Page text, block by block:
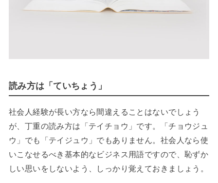
読み方は「ていちょう」
社会人経験が長い方なら間違えることはないでしょう
が、丁重の読み方は「テイチョウ」です。「チョウジュ
ウ」でも「テイジュウ」でもありません。社会人なら使
いこなせるべき基本的なビジネス用語ですので、恥ずか
しい思いをしないよう、しっかり覚えておきましょう。